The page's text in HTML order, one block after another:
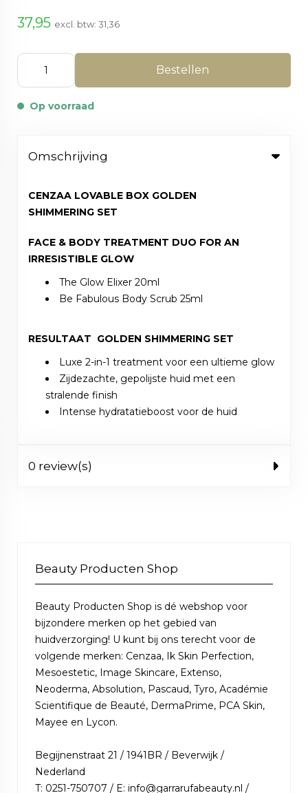
37,95 excl. btw: 31,36
Bestellen
Op voorraad
Omschrijving
CENZAA LOVABLE BOX GOLDEN
SHIMMERING SET
FACE & BODY TREATMENT DUO FOR AN
IRRESISTIBLE GLOW
The Glow Elixer 20ml
Be Fabulous Body Scrub 25ml
RESULTAAT GOLDEN SHIMMERING SET
Luxe 2-in-1 treatment voor een ultieme glow
Zijdezachte, gepolijste huid met een
stralende finish
Intense hydratatieboost voor de huid
0 review(s)
Beauty Producten Shop
Beauty Producten Shop is dé webshop voor
bijzondere merken op het gebied van
huidverzorging! U kunt bij ons terecht voor de
volgende merken: Cenzaa, Ik Skin Perfection,
Mesoestetic, Image Skincare, Extenso,
Neoderma, Absolution, Pascaud, Tyro, Académie
Scientifique de Beauté, DermaPrime, PCA Skin,
Mayee en Lycon.
Begijnenstraat 21 / 1941BR / Beverwijk /
Nederland
T: 0251-750707 / E: info@garrarufabeauty.nl /